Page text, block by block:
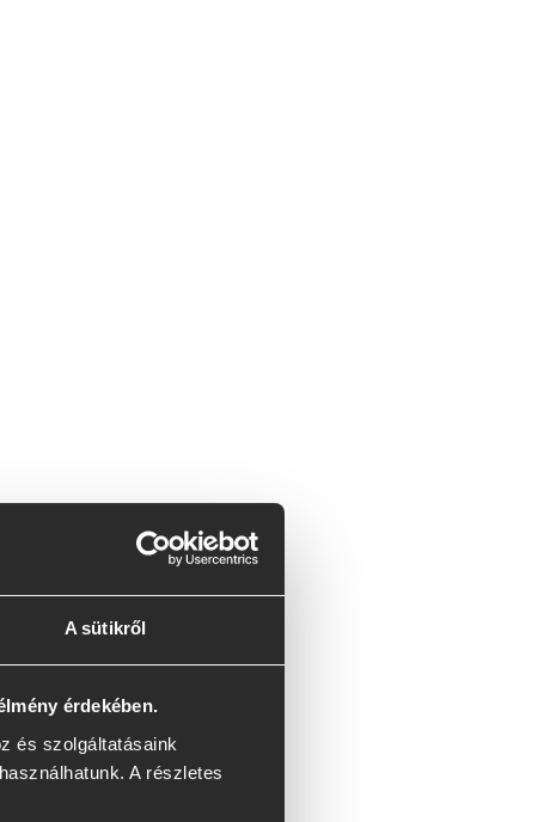
A sütikről
érdekében.
és szolgáltatásaink
A részletes